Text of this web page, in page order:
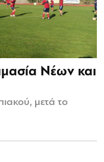
Νέων και
μετά το